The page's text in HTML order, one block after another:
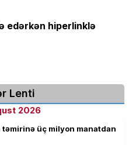
edərkən hiperlinklə
Lenti
2026
üç milyon manatdan